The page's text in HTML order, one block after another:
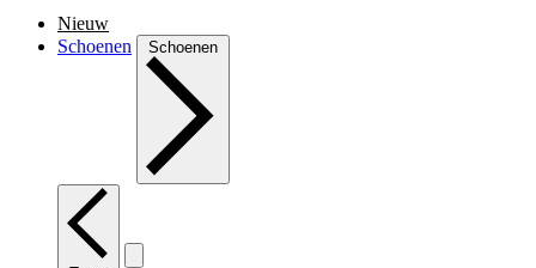
Nieuw
Schoenen
Schoenen